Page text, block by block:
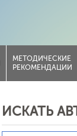
МЕТОДИЧЕСКИЕ
РЕКОМЕНДАЦИИ
ИСКАТЬ